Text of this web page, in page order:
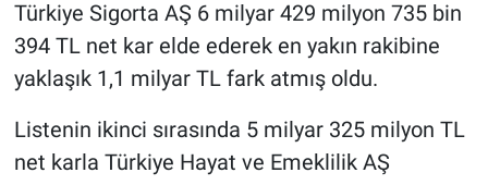
Türkiye Sigorta AŞ 6 milyar 429 milyon 735 bin
394 TL net kar elde ederek en yakın rakibine
yaklaşık 1,1 milyar TL fark atmış oldu.
Listenin ikinci sırasında 5 milyar 325 milyon TL
net karla Türkiye Hayat ve Emeklilik AŞ